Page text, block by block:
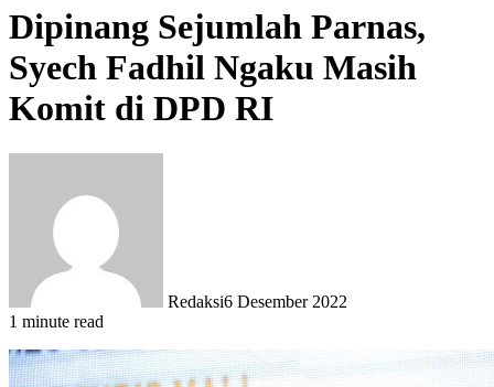
Dipinang Sejumlah Parnas,
Syech Fadhil Ngaku Masih
Komit di DPD RI
Redaksi6 Desember 2022
1 minute read